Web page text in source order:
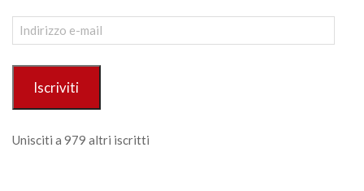
Indirizzo
e-
Iscriviti
Unisciti a 979 altri iscritti